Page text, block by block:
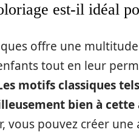
est-il idéal
offre une
tout en leur
motifs classiques
bien à
vous pouvez créer